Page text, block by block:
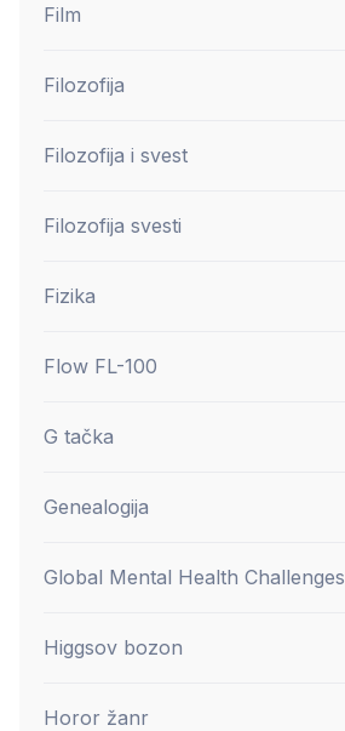
Film
Filozofija
Filozofija i svest
Filozofija svesti
Fizika
Flow FL-100
G tačka
Genealogija
Global Mental Health Challenges
Higgsov bozon
Horor žanr